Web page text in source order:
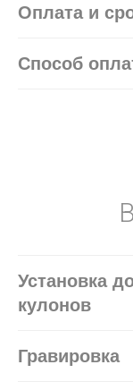
Оплата и
Способ
Установка
кулонов
Гравировка